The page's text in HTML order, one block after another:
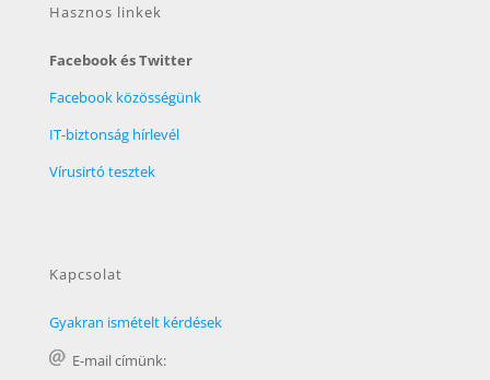
Hasznos linkek
Facebook és Twitter
Facebook közösségünk
IT-biztonság hírlevél
Vírusirtó tesztek
Kapcsolat
Gyakran ismételt kérdések
E-mail címünk: